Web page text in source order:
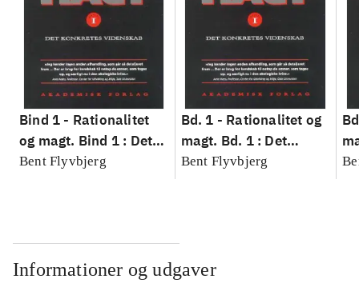
Bind 1 - Rationalitet
og magt. Bind 1 : Det
konkretes videnskab
Bent Flyvbjerg
Bd. 1 - Rationalitet og
magt. Bd. 1 : Det
konkretes videnskab
Bent Flyvbjerg
Informationer og udgaver